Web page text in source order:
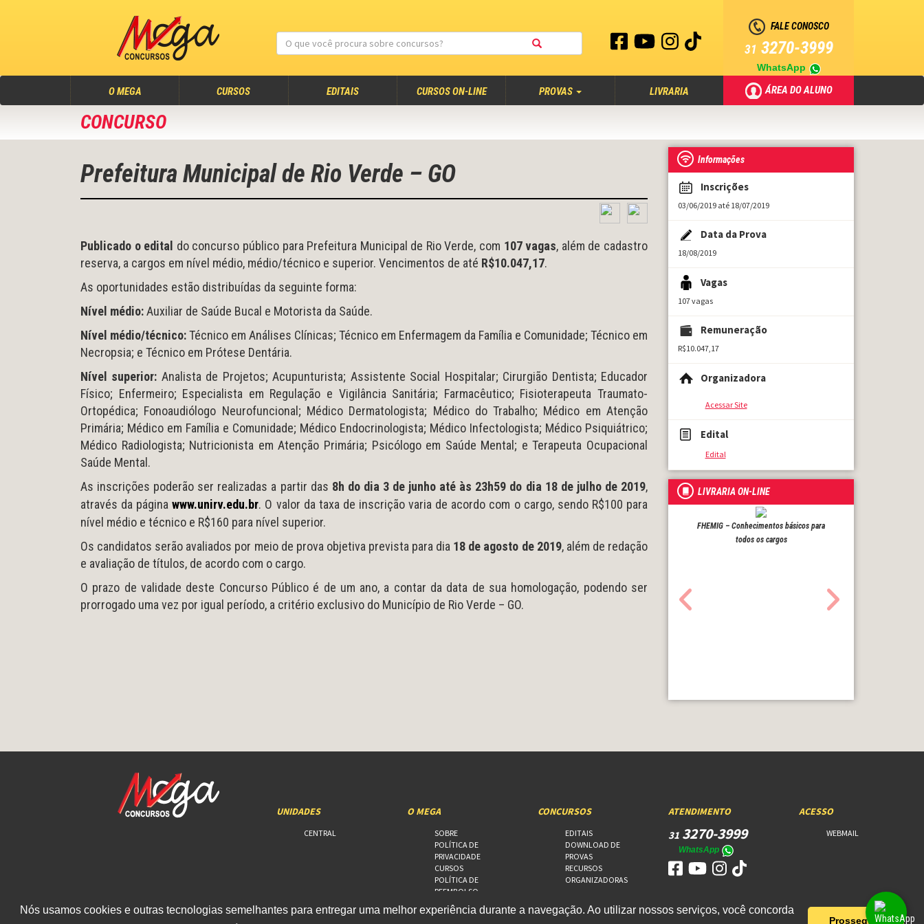
Nós usamos cookies e outras tecnologias semelhantes para entregar uma melhor experiência durante a navegação. Ao utilizar nossos serviços, você concorda
Prosseguir!
FALE CONOSCO
31 3270-3999
WhatsApp
O MEGA(atual) CURSOS EDITAIS CURSOS ON-LINE PROVAS LIVRARIA ÁREA DO ALUNO
CONCURSO
Prefeitura Municipal de Rio Verde – GO
Publicado o edital do concurso público para Prefeitura Municipal de Rio Verde, com 107 vagas, além de cadastro
reserva, a cargos em nível médio, médio/técnico e superior. Vencimentos de até R$10.047,17.
As oportunidades estão distribuídas da seguinte forma:
Nível médio:Auxiliar de Saúde Bucal e Motorista da Saúde.
Nível médio/técnico:Técnico em Análises Clínicas; Técnico em Enfermagem da Família e Comunidade; Técnico em
Necropsia; e Técnico em Prótese Dentária.
Nível superior: Analista de Projetos; Acupunturista; Assistente Social Hospitalar; Cirurgião Dentista; Educador
Físico; Enfermeiro; Especialista em Regulação e Vigilância Sanitária; Farmacêutico; Fisioterapeuta Traumato-
Ortopédica; Fonoaudiólogo Neurofuncional; Médico Dermatologista; Médico do Trabalho; Médico em Atenção
Primária; Médico em Família e Comunidade; Médico Endocrinologista; Médico Infectologista; Médico Psiquiátrico;
Médico Radiologista; Nutricionista em Atenção Primária; Psicólogo em Saúde Mental; e Terapeuta Ocupacional
Saúde Mental.
As inscrições poderão ser realizadas a partir das 8h do dia 3 de junho até às 23h59 do dia 18 de julho de 2019,
através da páginawww.unirv.edu.br. O valor da taxa de inscrição varia de acordo com o cargo, sendo R$100 para
nível médio e técnico e R$160 para nível superior.
Os candidatos serão avaliados por meio de prova objetiva prevista para dia 18 de agosto de 2019, além de redação
e avaliação de títulos, de acordo com o cargo.
O prazo de validade deste Concurso Público é de um ano, a contar da data de sua homologação, podendo ser
prorrogado uma vez por igual período, a critério exclusivo do Município de Rio Verde – GO.
Informações
Inscrições
03/06/2019 até 18/07/2019
Data da Prova
18/08/2019
Vagas
107 vagas
Remuneração
R$10.047,17
Organizadora
Acessar Site
Edital
Edital
LIVRARIA ON-LINE
FHEMIG – Conhecimentos básicos para
todos os cargos
UNIDADES
CENTRAL
O MEGA
SOBRE
POLÍTICA DE
PRIVACIDADE
CURSOS
POLÍTICA DE
REEMBOLSO
FALE CONOSCO
CONCURSOS
EDITAIS
DOWNLOAD DE
PROVAS
RECURSOS
ORGANIZADORAS
ATENDIMENTO
31 3270-3999
WhatsApp
ACESSO
WEBMAIL